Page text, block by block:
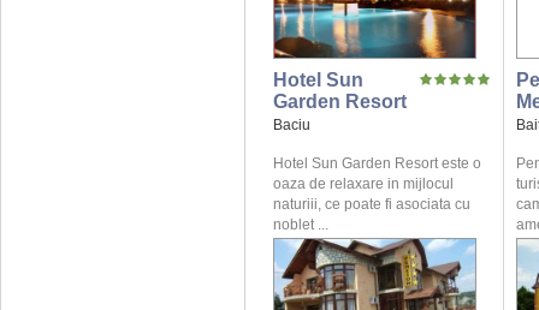
Hotel Sun
Garden Resort
Baciu
Hotel Sun Garden Resort este o
oaza de relaxare in mijlocul
naturiii, ce poate fi asociata cu
noblet ...